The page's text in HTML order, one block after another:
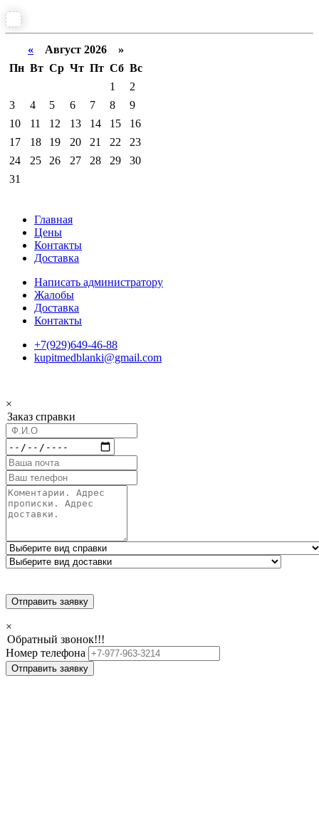
« Август 2026 »
Пн Вт Ср Чт Пт Сб Вс
1
2
3
4 5 6 7 8
9
10
11 12 13 14 15
16
17
18 19 20 21 22
23
24
25 26 27 28 29
30
31
Главная
Цены
Контакты
Доставка
Написать администратору
Жалобы
Доставка
Контакты
+7(929)649-46-88
kupitmedblanki@gmail.com
×
Заказ справки
Отправить заявку
×
Обратный звонок!!!
Номер телефона
Отправить заявку